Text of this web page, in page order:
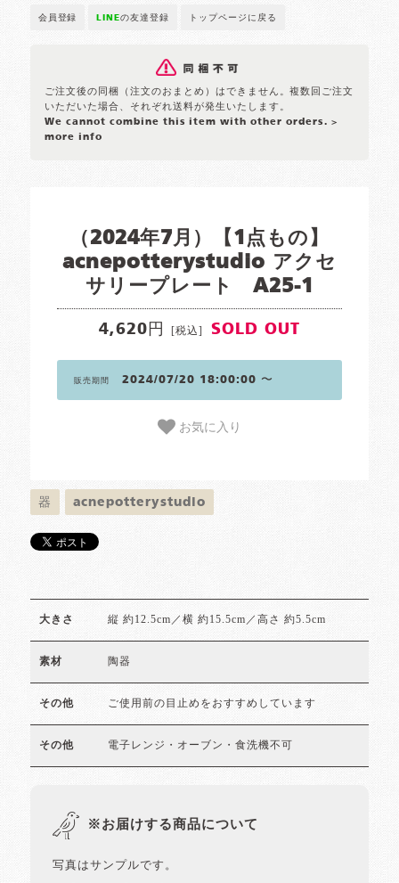
会員登録 LINEの友達登録 トップページに戻る
ご注文後の同梱（注文のおまとめ）はできません。複数回ご注文
いただいた場合、それぞれ送料が発生いたします。
We cannot combine this item with other orders. >
more info
（2024年7月）【1点もの】
acnepotterystudio アクセ
サリープレート A25-1
4,620円 [税込] SOLD OUT
販売期間 2024/07/20 18:00:00 〜
お気に入り
器 acnepotterystudio
大きさ 縦 約12.5cm／横 約15.5cm／高さ 約5.5cm
素材 陶器
その他 ご使用前の目止めをおすすめしています
その他 電子レンジ・オーブン・食洗機不可
※お届けする商品について
写真はサンプルです。